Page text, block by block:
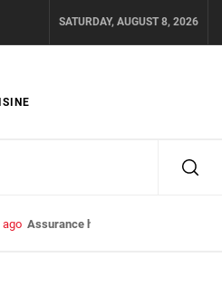
SATURDAY, AUGUST 8, 2026
ago Assurance habitation : bien choisir